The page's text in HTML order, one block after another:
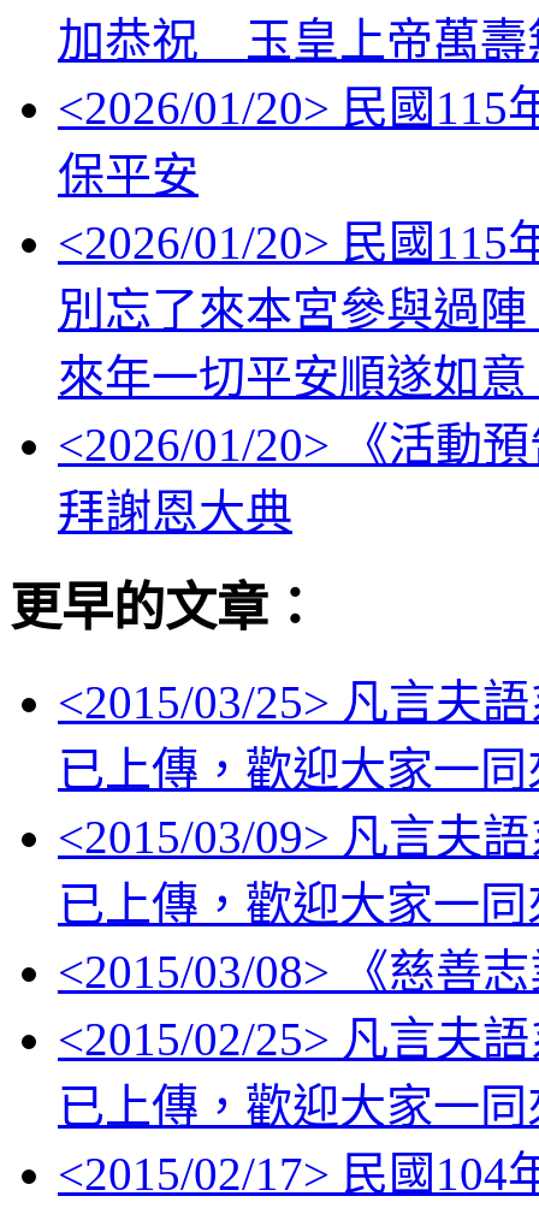
加恭祝 玉皇上帝萬壽
<2026/01/20> 民國115
保平安
<2026/01/20> 民國115
別忘了來本宮參與過
來年一切平安順遂如
<2026/01/20> 《活動
拜謝恩大典
更早的文章：
<2015/03/25> 凡言夫
已上傳，歡迎大家一
<2015/03/09> 凡言夫
已上傳，歡迎大家一
<2015/03/08> 《慈善
<2015/02/25> 凡言夫
已上傳，歡迎大家一
<2015/02/17> 民國104